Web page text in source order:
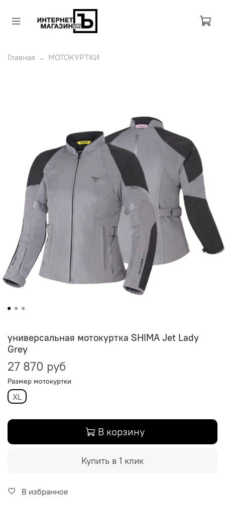
Главная МОТОКУРТКИ
универсальная мотокуртка SHIMA Jet Lady
Grey
27 870 руб
Размер мотокуртки
XL
В корзину
Купить в 1 клик
В избранное